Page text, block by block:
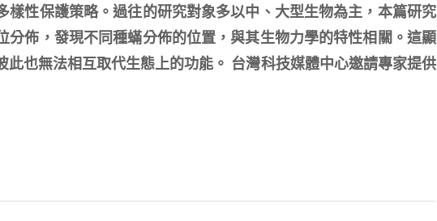
樣性保護策略。過往的研究對象多以中、大型生物為主，本篇研究
分佈，發現不同種蟎分佈的位置，與其生物力學的特性相關。這顯
也無法相互取代生態上的功能。 台灣科技媒體中心邀請專家提供